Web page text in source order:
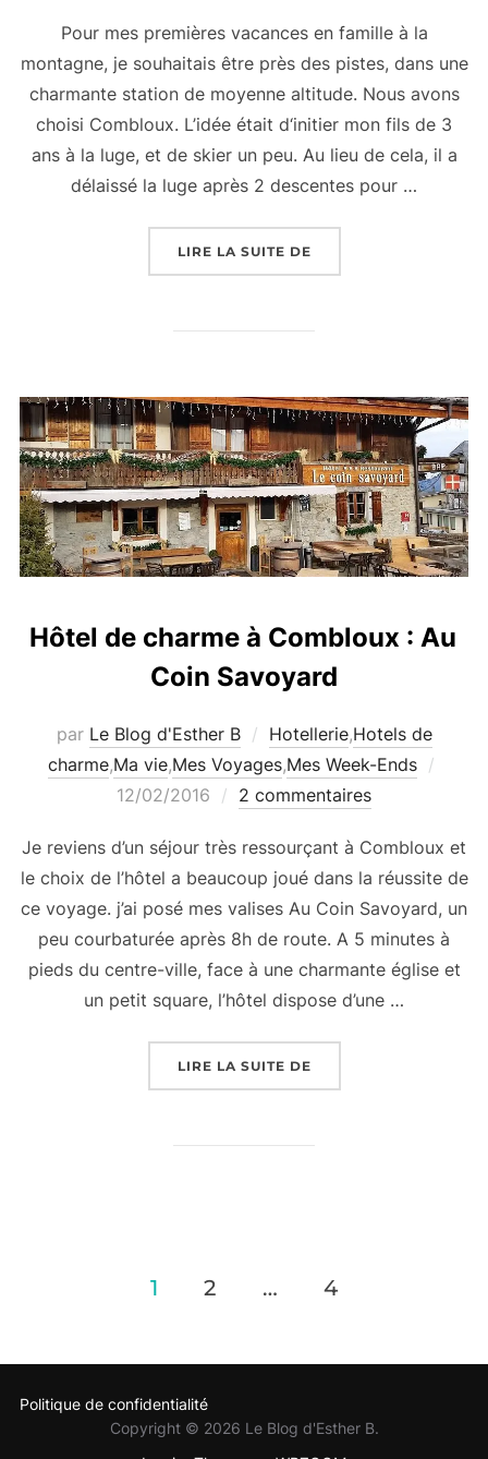
Pour mes premières vacances en famille à la
montagne, je souhaitais être près des pistes, dans une
charmante station de moyenne altitude. Nous avons
choisi Combloux. L’idée était d‘initier mon fils de 3
ans à la luge, et de skier un peu. Au lieu de cela, il a
délaissé la luge après 2 descentes pour …
LIRE LA SUITE DE« SÉJOUR EN FAMILLE
Hôtel de charme à Combloux : Au
Coin Savoyard
par Le Blog d'Esther B Hotellerie,Hotels de
charme,Ma vie,Mes Voyages,Mes Week-Ends
12/02/2016 2 commentaires
Je reviens d’un séjour très ressourçant à Combloux et
le choix de l’hôtel a beaucoup joué dans la réussite de
ce voyage. j’ai posé mes valises Au Coin Savoyard, un
peu courbaturée après 8h de route. A 5 minutes à
pieds du centre-ville, face à une charmante église et
un petit square, l’hôtel dispose d’une …
LIRE LA SUITE DE« HÔTEL DE CHARME
Pagination
1 2 … 4
Politique de confidentialité
Copyright © 2026 Le Blog d'Esther B.